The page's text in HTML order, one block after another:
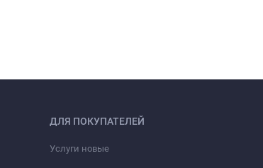
ДЛЯ ПОКУПАТЕЛЕЙ
Услуги новые